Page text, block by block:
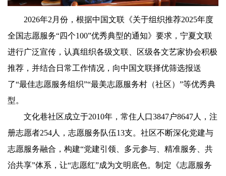
2026年2月份，根据中国文联《关于组织推荐2025年度
全国志愿服务“四个100”优秀典型的通知》要求，宁夏文联
进行广泛宣传，认真组织各级文联、区级各文艺家协会积极
推荐，并结合日常工作情况，向中国文联择优筛选报送
了“最佳志愿服务组织”“最美志愿服务村（社区）”等优秀典
型。
文化巷社区成立于2010年，常住人口3847户8647人，注
册志愿者254人，志愿服务队伍13支。社区不断深化党建与
志愿服务融合，构建“党建引领、多元参与、精准服务、共
治共享”体系，让“志愿红”成为文明底色。制定《志愿服务